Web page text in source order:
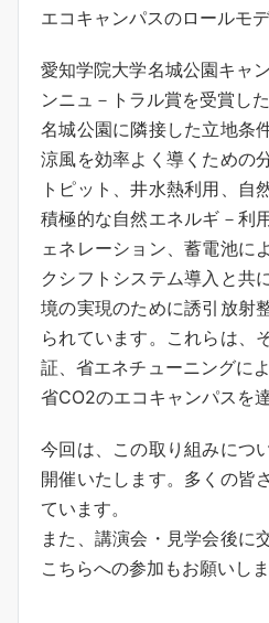
エコキャンパスのロールモ
愛知学院大学名城公園キャ
ンニュ－トラル賞を受賞した
名城公園に隣接した立地条
涼風を効率よく導くための
トピット、井水熱利用、自
積極的な自然エネルギ－利
ェネレーション、蓄電池に
クシフトシステム導入と共
境の実現のために誘引放射
られています。これらは、
証、省エネチューニングに
省CO2のエコキャンパスを
今回は、この取り組みにつ
開催いたします。多くの皆
ています。
また、講演会・見学会後に
こちらへの参加もお願いしま